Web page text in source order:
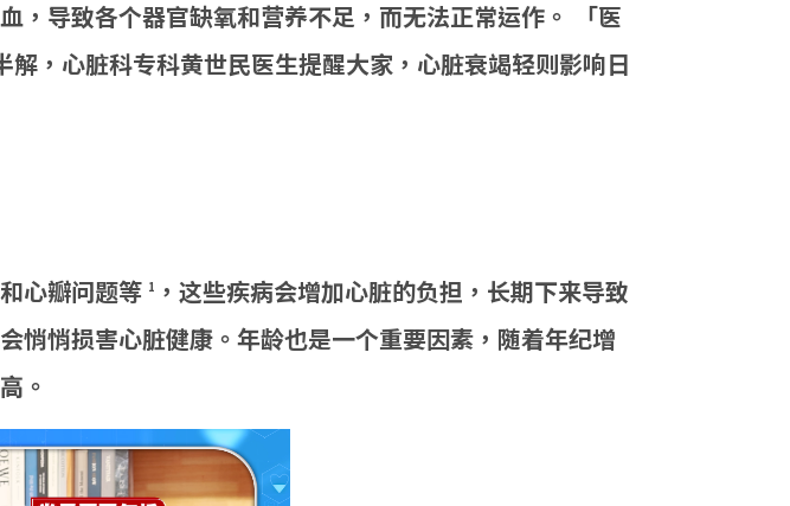
，导致各个器官缺氧和营养不足，而无法正常运作。 「医
，心脏科专科黄世民医生提醒大家，心脏衰竭轻则影响日
心瓣问题等 1 ，这些疾病会增加心脏的负担，长期下来导致
悄悄损害心脏健康。年龄也是一个重要因素，随着年纪增
。